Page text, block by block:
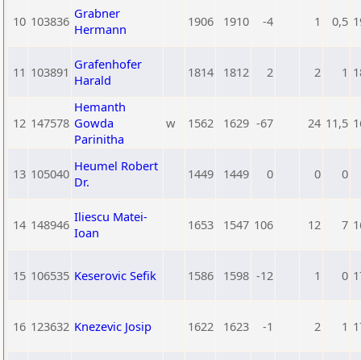
10 103836 Grabner
Hermann
1906 1910 -4 1 0,5
11 103891 Grafenhofer
Harald
1814 1812 2 2 1
12 147578
Hemanth
Gowda
Parinitha
w 1562 1629 -67 24 11,5
13 105040 Heumel Robert
Dr.
1449 1449 0 0 0
14 148946 Iliescu Matei-
Ioan
1653 1547 106 12 7
15 106535 Keserovic Sefik 1586 1598 -12 1 0
16 123632 Knezevic Josip 1622 1623 -1 2 1